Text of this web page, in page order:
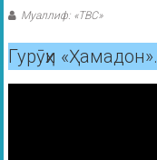
Муаллиф: «ТВС»
Гурӯҳи «Ҳамадон».